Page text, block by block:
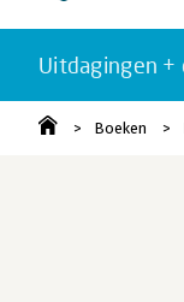
Uitdagingen +
Boeken